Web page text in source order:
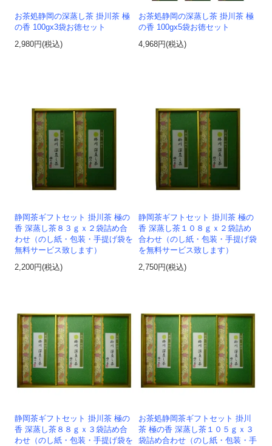
お茶処静岡の深蒸し茶 掛川茶 極
の香 100gx3袋お徳セット
2,980円(税込)
お茶処静岡の深蒸し茶 掛川茶 極
の香 100gx5袋お徳セット
4,968円(税込)
静岡茶ギフトセット 掛川茶 極の
香 深蒸し茶８３ｇｘ２袋詰め合
わせ（のし紙・包装・手提げ袋を
無料サービス致します）
2,200円(税込)
静岡茶ギフトセット 掛川茶 極の
香 深蒸し茶１０８ｇｘ２袋詰め
合わせ（のし紙・包装・手提げ袋
を無料サービス致します）
2,750円(税込)
静岡茶ギフトセット 掛川茶 極の
香 深蒸し茶８８ｇｘ３袋詰め合
わせ（のし紙・包装・手提げ袋を
お茶処静岡茶ギフトセット 掛川
茶 極の香 深蒸し茶１０５ｇｘ３
袋詰め合わせ（のし紙・包装・手